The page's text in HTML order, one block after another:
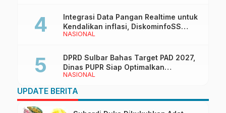
NASIONAL
Integrasi Data Pangan Realtime untuk
Kendalikan inflasi, DiskominfoSS
Sulbar Kembangkan Sistem SAPEDA
NASIONAL
DPRD Sulbar Bahas Target PAD 2027,
Dinas PUPR Siap Optimalkan
Pendapatan Daerah
UPDATE BERITA